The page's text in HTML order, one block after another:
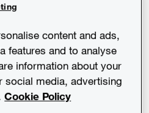
et
ses
AFFICHER
LES
FILTRES
content and ads,
features and to analyse
information about your
social media, advertising
Cookie Policy